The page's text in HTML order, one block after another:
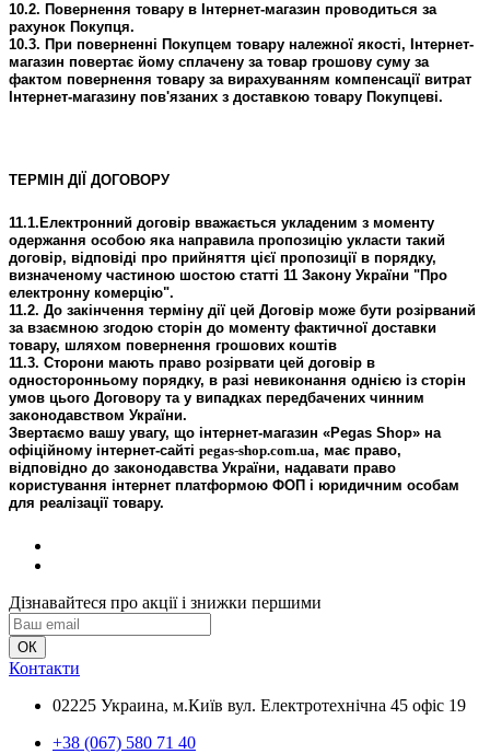
10.2. Повернення товару в Інтернет-магазин проводиться за
рахунок Покупця.
10.3. При поверненні Покупцем товару належної якості, Інтернет-
магазин повертає йому сплачену за товар грошову суму за
фактом повернення товару за вирахуванням компенсації витрат
Інтернет-магазину пов'язаних з доставкою товару Покупцеві.
ТЕРМІН ДІЇ ДОГОВОРУ
11.1.Електронний договір вважається укладеним з моменту
одержання особою яка направила пропозицію укласти такий
договір, відповіді про прийняття цієї пропозиції в порядку,
визначеному частиною шостою статті 11 Закону України "Про
електронну комерцію".
11.2. До закінчення терміну дії цей Договір може бути розірваний
за взаємною згодою сторін до моменту фактичної доставки
товару, шляхом повернення грошових коштів
11.3. Сторони мають право розірвати цей договір в
односторонньому порядку, в разі невиконання однією із сторін
умов цього Договору та у випадках передбачених чинним
законодавством України.
Звертаємо вашу увагу, що інтернет-магазин «Pegas Shop» на
офіційному інтернет-сайті pegas-shop.com.ua, має право,
відповідно до законодавства України, надавати право
користування інтернет платформою ФОП і юридичним особам
для реалізації товару.
Дізнавайтеся про акції і знижки першими
Контакти
02225 Украина, м.Київ вул. Електротехнічна 45 офіс 19
+38 (067) 580 71 40